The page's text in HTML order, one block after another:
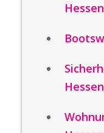
Hessen
Hessen